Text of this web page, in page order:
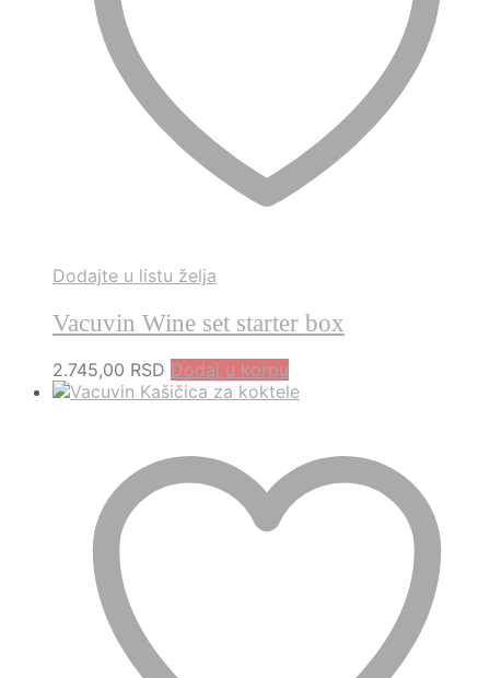
Dodajte u listu želja
Vacuvin Wine set starter box
2.745,00 RSD Dodaj u korpu